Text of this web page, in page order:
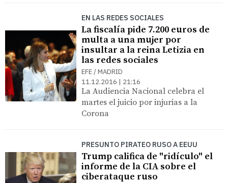
EN LAS REDES SOCIALES
La fiscalía pide 7.200 euros de
multa a una mujer por
insultar a la reina Letizia en
las redes sociales
EFE / MADRID
11.12.2016 | 21:16
La Audiencia Nacional celebra el
martes el juicio por injurias a la
Corona
PRESUNTO PIRATEO RUSO A EEUU
Trump califica de "ridículo" el
informe de la CIA sobre el
ciberataque ruso